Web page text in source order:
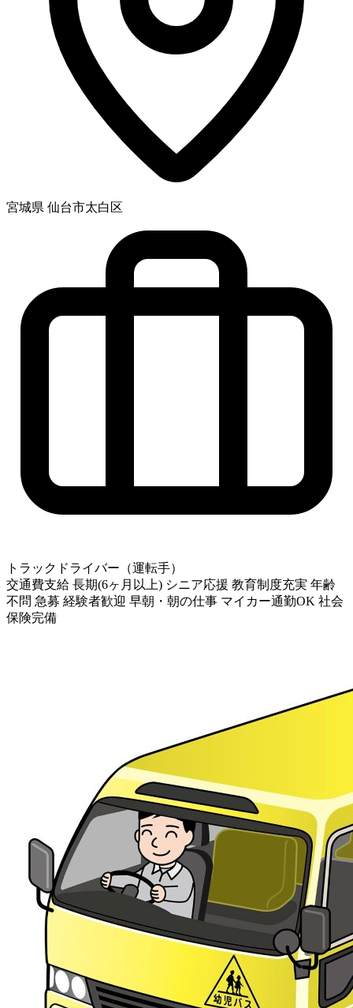
宮城県 仙台市太白区
トラックドライバー（運転手）
交通費支給 長期(6ヶ月以上) シニア応援 教育制度充実 年齢
不問 急募 経験者歓迎 早朝・朝の仕事 マイカー通勤OK 社会
保険完備